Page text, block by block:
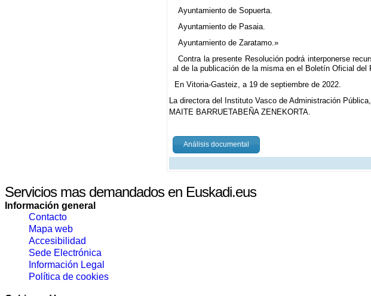
Ayuntamiento de Sopuerta.
Ayuntamiento de Pasaia.
Ayuntamiento de Zaratamo.»
Contra la presente Resolución podrá interponerse
al de la publicación de la misma en el Boletín Oficial del
En Vitoria-Gasteiz, a 19 de septiembre de 2022.
La directora del Instituto Vasco de Administración Pública,
MAITE BARRUETABEÑA ZENEKORTA.
Análisis documental
Servicios mas demandados en Euskadi.eus
Información general
Contacto
Mapa web
Accesibilidad
Sede Electrónica
Información Legal
Política de cookies